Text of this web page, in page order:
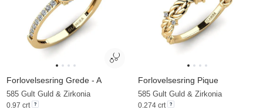
Forlovelsesring Grede - A
585 Gult Guld & Zirkonia
0.97 crt
Forlovelsesring Pique
585 Gult Guld & Zirkonia
0.274 crt